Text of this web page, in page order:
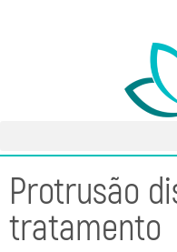
Protrusão
tratamento